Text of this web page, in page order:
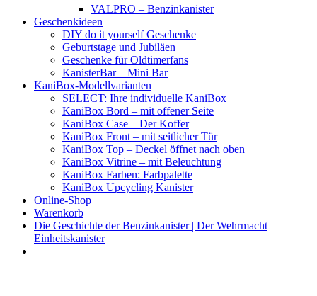
VALPRO – Benzinkanister
Geschenkideen
DIY do it yourself Geschenke
Geburtstage und Jubiläen
Geschenke für Oldtimerfans
KanisterBar – Mini Bar
KaniBox-Modellvarianten
SELECT: Ihre individuelle KaniBox
KaniBox Bord – mit offener Seite
KaniBox Case – Der Koffer
KaniBox Front – mit seitlicher Tür
KaniBox Top – Deckel öffnet nach oben
KaniBox Vitrine – mit Beleuchtung
KaniBox Farben: Farbpalette
KaniBox Upcycling Kanister
Online-Shop
Warenkorb
Die Geschichte der Benzinkanister | Der Wehrmacht
Einheitskanister